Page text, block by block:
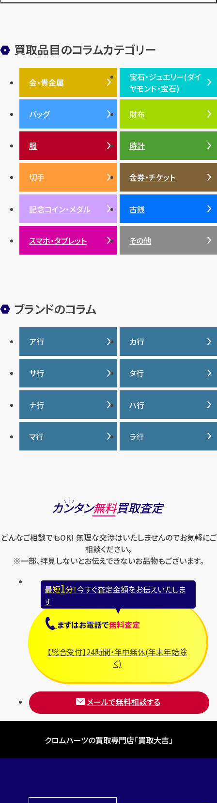
装飾品 オメガ シュプリーム ウブロ
エルメス ダイヤモンド ルイ・ヴィトン 豆知識 カルティエ
投資 金地金 金価格・相場 グッチ 買取 プラダ
ティファニー
金貨 ブルガリ
バッグ
アメジスト
バレンシアガ
ルビー 陶磁器・ガラス ブレゲ SDGs
買取品目のコラムカテゴリー
金・貴金属
金・貴金属TOP
プラチナ
銀・シルバー
宝石・ジュエリー(ダイ
ヤモンド・宝石)
宝石・ジュエリー(ダイヤモ
ンド・宝石)TOP
ダイヤモンド
エメラルド
ルビー
サファイア
パール
サンゴ
ヒスイ
バッグ 財布
服 時計
切手 金券・チケット
記念コイン・メダル 古銭
スマホ・タブレット その他
ブランドのコラム
ア行
IWC
ヴァシュロンコンスタンタ
ン
ウブロ
エルメス
オーデマ ピゲ
カ行
カナダグース
カルティエ
グッチ
クロムハーツ
ケイト・スペード
サ行
サマンサタバサ
ジーショック
ジャガー・ルクルト
スウォッチ
ゼニス
セリーヌ
タ行
タグ・ホイヤー
ディオール
ティファニー
ナ行
ナイキ
ハ行
バーバリー
バカラ
ハリー・ウィンストン
フェラガモ
フェンディ
ブライトリング
プラダ
フランク ミュラー
ブレゲ
マ行 ラ行
ロエベ
ロンジン
カンタン無料買取査定
どんなご相談でもOK! 無理な交渉はいたしませんのでお気軽にご
相談ください。
※一部、拝見しないとお伝えできないお品物もございます。
最短1分！今すぐ査定金額をお伝えいたしま
す
まずはお電話で無料査定
【総合受付】24時間・年中無休(年末年始除
く)
メールで無料相談する
クロムハーツの買取専門店「買取大吉」